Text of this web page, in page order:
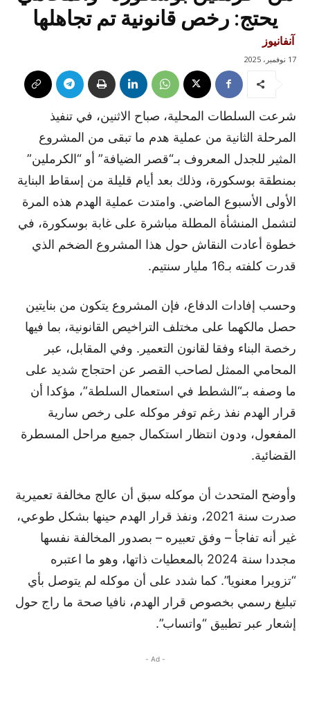
يحتج: رخص قانونية تم تجاهلها
آنفانيوز
17 نوفمبر، 2025
شرعت السلطات المحلية، صباح الاثنين، في تنفيذ
المرحلة الثانية من عملية هدم ما تبقى من المشروع
المثير للجدل المعروف بـ“قصر الضيافة” أو “الكرملين”
بمنطقة بوسكورة، وذلك بعد أيام قليلة من إسقاط البناية
الأولى الأسبوع الماضي. وامتدت عملية الهدم هذه المرة
لتشمل المنشأة المطلة مباشرة على غابة بوسكورة، في
خطوة أعادت النقاش حول هذا المشروع الضخم الذي
قدرت كلفته بـ16 مليار سنتيم.
وحسب إفادات الدفاع، فإن المشروع يتكون من بنايتين
حصل مالكهما على مختلف التراخيص القانونية، بما فيها
رخصة البناء وفقا لقانون التعمير. وفي المقابل، عبر
المحامي الممثل لصاحب القصر عن احتجاج شديد على
ما وصفه بـ“الشطط في استعمال السلطة”، مؤكدا أن
قرار الهدم نفذ رغم توفر موكله على رخص سارية
المفعول، ودون انتظار استكمال جميع مراحل المسطرة
القضائية.
وأوضح المتحدث أن موكله سبق أن عالج مخالفة تعميرية
صدرت سنة 2021، ونفذ قرار الهدم حينها بشكل طوعي،
غير أنه تفاجأ – وفق تعبيره – بصدور المخالفة نفسها
مجددا سنة 2024 بالمعطيات ذاتها، وهو ما اعتبره
“تزويرا معنويا”. كما شدد على أن موكله لم يتوصل بأي
تبليغ رسمي بخصوص قرار الهدم، نافيا صحة ما راج حول
إشعار عبر تطبيق “واتساب”.
- Ad -